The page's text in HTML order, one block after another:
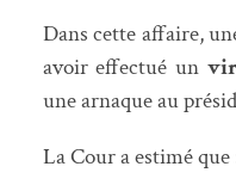
Dans cette affaire,
avoir effectué un
une arnaque au
La Cour a estimé que